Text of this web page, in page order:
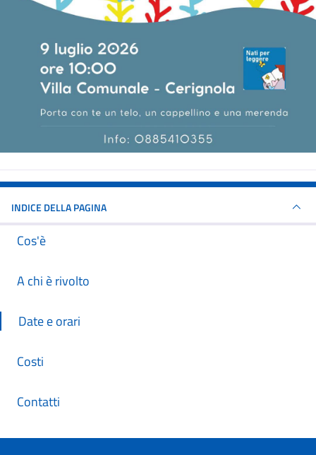
INDICE DELLA PAGINA
Cos'è
A chi è rivolto
Date e orari
Costi
Contatti